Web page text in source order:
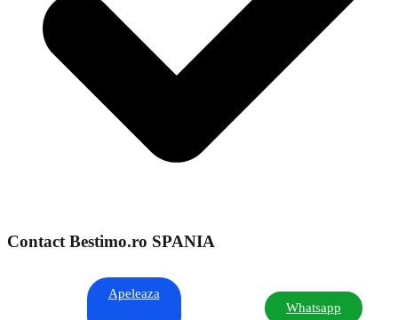
Contact Bestimo.ro SPANIA
Apeleaza
Whatsapp